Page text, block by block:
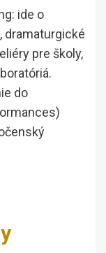
ide o
dramaturgické
pre školy,
do